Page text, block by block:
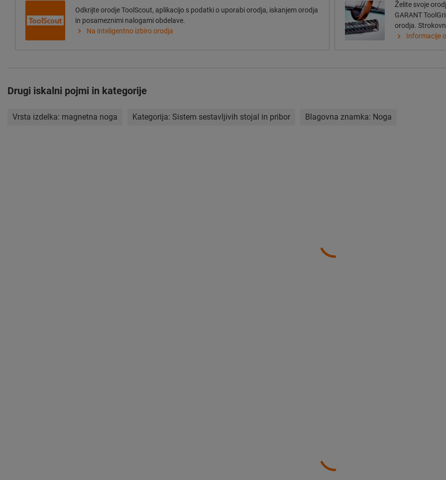
Odkrijte orodje ToolScout, aplikacijo s podatki o uporabi orodja, iskanjem orodja
in posameznimi nalogami obdelave.
Na inteligentno izbiro orodja
Želite svoje
GARANT
orodja.
Informacije
Drugi iskalni pojmi in kategorije
Vrsta izdelka: magnetna noga Kategorija: Sistem sestavljivih stojal in pribor Blagovna znamka: Noga